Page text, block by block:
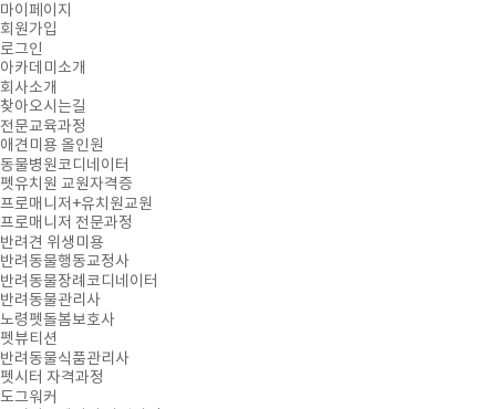
마이페이지
회원가입
로그인
아카데미소개
회사소개
찾아오시는길
전문교육과정
애견미용 올인원
동물병원코디네이터
펫유치원 교원자격증
프로매니저+유치원교원
프로매니저 전문과정
반려견 위생미용
반려동물행동교정사
반려동물장례코디네이터
반려동물관리사
노령펫돌봄보호사
펫뷰티션
반려동물식품관리사
펫시터 자격과정
도그워커